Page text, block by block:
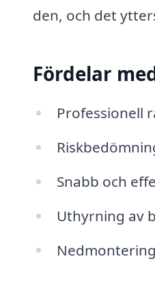
den, och det
Fördelar
Professionell
Snabb och
Uthyrning av